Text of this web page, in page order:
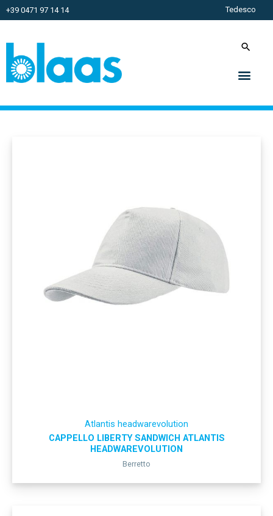
+39 0471 97 14 14 Tedesco
Atlantis headwarevolution
CAPPELLO LIBERTY SANDWICH ATLANTIS
HEADWAREVOLUTION
Berretto